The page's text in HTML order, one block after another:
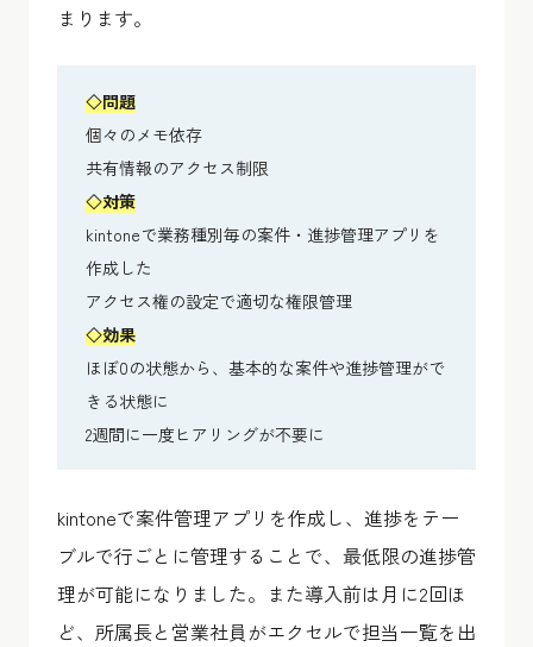
まります。
◇問題
個々のメモ依存
共有情報のアクセス制限
◇対策
kintoneで業務種別毎の案件・進捗管理アプリを
作成した
アクセス権の設定で適切な権限管理
◇効果
ほぼ0の状態から、基本的な案件や進捗管理がで
きる状態に
2週間に一度ヒアリングが不要に
kintoneで案件管理アプリを作成し、進捗をテー
ブルで行ごとに管理することで、最低限の進捗管
理が可能になりました。また導入前は月に2回ほ
ど、所属長と営業社員がエクセルで担当一覧を出